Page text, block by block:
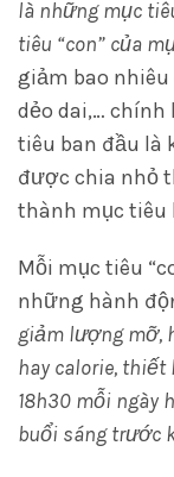
là những mục
tiêu “con” của
giảm bao
dẻo dai,… chính
tiêu ban đầu là
được chia nhỏ
thành mục tiêu
Mỗi mục tiêu
những hành
giảm lượng mỡ,
hay calorie,
18h30 mỗi ngày
buổi sáng trước